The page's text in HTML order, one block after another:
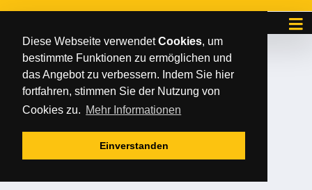
Diese Webseite verwendetCookies, um
bestimmte Funktionen zu ermöglichen und
das Angebot zu verbessern. Indem Sie hier
fortfahren, stimmen Sie der Nutzung von
Cookies zu. Mehr Informationen
Einverstanden
Dienstag // 12. Dezember 2023
TTBL: Post SV
Mühlhausen – 1. FC
Saarbrücken TT